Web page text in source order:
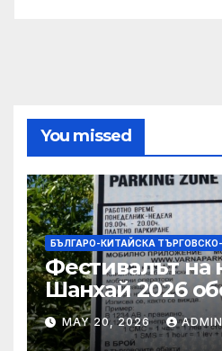
You missed
БЪЛГАРО-КИТАЙСКА
Фестивалът на
Шанхай 2026
вълнуващи
технологични
MAY 20, 2026 ADMIN